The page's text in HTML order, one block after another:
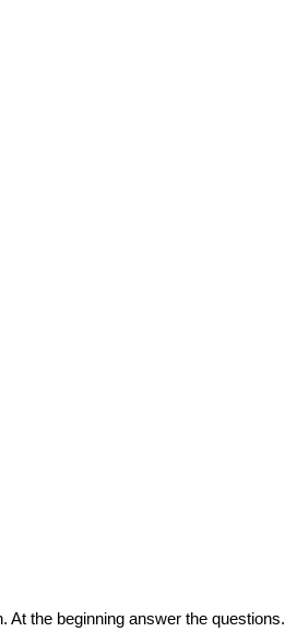
At the beginning answer the questions.